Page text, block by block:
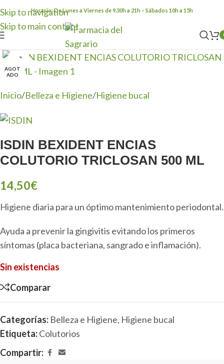
Skip to navigation
Skip to main content
Horario: De Lunes a Viernes de 9.30h a 21h – Sábados 10h a 15h
AGOT
ADO
Clic para ampliar
Inicio/Belleza e Higiene/Higiene bucal
ISDIN BEXIDENT ENCIAS
COLUTORIO TRICLOSAN 500 ML
14,50€
Higiene diaria para un óptimo mantenimiento periodontal.
Ayuda a prevenir la gingivitis evitando los primeros
síntomas (placa bacteriana, sangrado e inflamación).
Sin existencias
Comparar
Categorías: Belleza e Higiene, Higiene bucal
Etiqueta:Colutorios
Compartir: